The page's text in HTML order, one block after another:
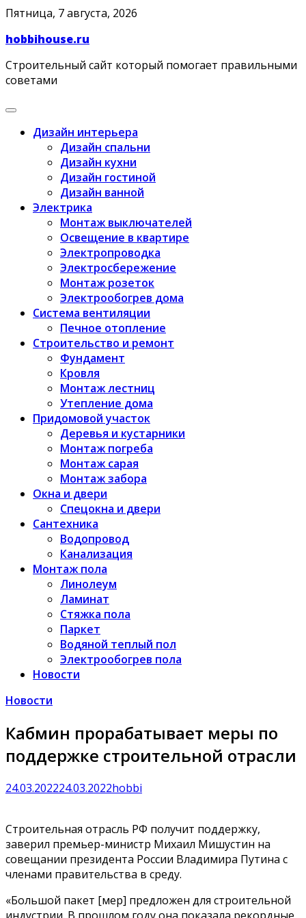
Skip
content
Пятница, 7 августа, 2026
hobbihouse.ru
Строительный сайт который помогает правильными
советами
Дизайн интерьера
Дизайн спальни
Дизайн кухни
Дизайн гостиной
Дизайн ванной
Электрика
Монтаж выключателей
Освещение в квартире
Электропроводка
Электросбережение
Монтаж розеток
Электрообогрев дома
Система вентиляции
Печное отопление
Строительство и ремонт
Фундамент
Кровля
Монтаж лестниц
Утепление дома
Придомовой участок
Деревья и кустарники
Монтаж погреба
Монтаж сарая
Монтаж забора
Окна и двери
Спецокна и двери
Сантехника
Водопровод
Канализация
Монтаж пола
Линолеум
Ламинат
Стяжка пола
Паркет
Водяной теплый пол
Электрообогрев пола
Новости
Новости
Кабмин прорабатывает меры по
поддержке строительной отрасли
24.03.202224.03.2022hobbi
Строительная отрасль РФ получит поддержку,
заверил премьер-министр Михаил Мишустин на
совещании президента России Владимира Путина с
членами правительства в среду.
«Большой пакет [мер] предложен для строительной